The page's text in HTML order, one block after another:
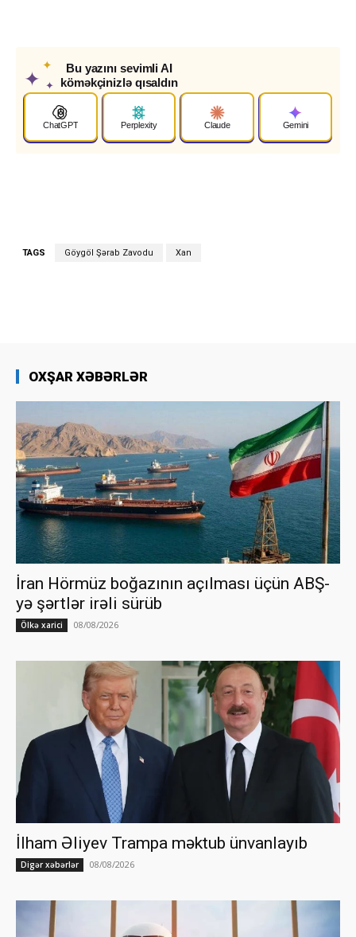
✦
✦
✦
Bu yazını sevimli AI
köməkçinizlə qısaldın
ChatGPT Perplexity Claude Gemini
TAGS Göygöl Şərab Zavodu Xan
OXŞAR XƏBƏRLƏR
İran Hörmüz boğazının açılması üçün ABŞ-
yə şərtlər irəli sürüb
Ölkə xarici 08/08/2026
İlham Əliyev Trampa məktub ünvanlayıb
Digər xəbərlər 08/08/2026